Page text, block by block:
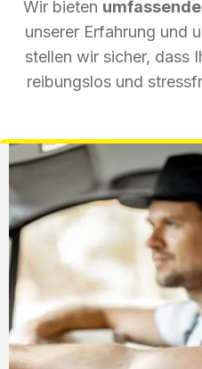
Wir bieten
unserer Erfahrung und
stellen wir sicher, dass
reibungslos und